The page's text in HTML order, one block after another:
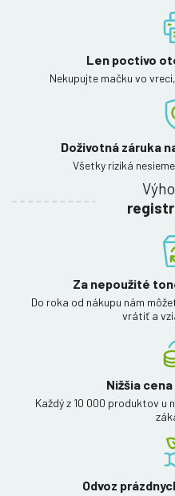
Len poctivo
Nekupujte mačku vo
Doživotná záruka
Všetky riziká
Za nepoužité
Do roka od nákupu nám
vrátiť a
Nižšia
Každý z 10 000 produktov u
Odvoz